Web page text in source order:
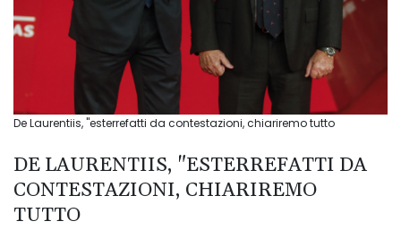
De Laurentiis, "esterrefatti da contestazioni, chiariremo tutto
DE LAURENTIIS, "ESTERREFATTI DA
CONTESTAZIONI, CHIARIREMO
TUTTO